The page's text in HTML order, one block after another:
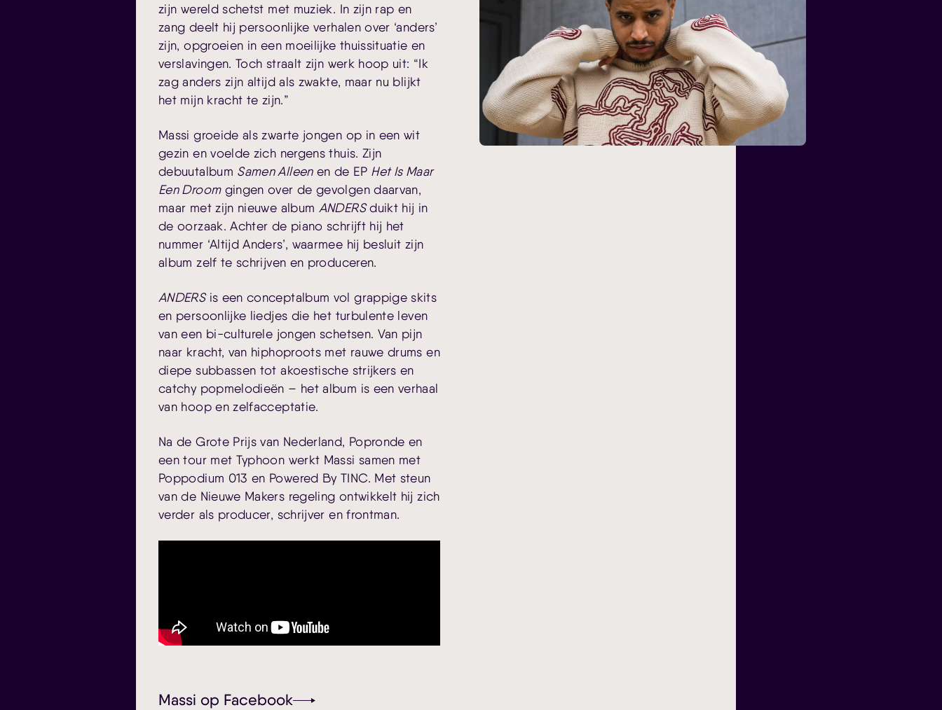
zijn wereld schetst met muziek. In zijn rap en
zang deelt hij persoonlijke verhalen over ‘anders’
zijn, opgroeien in een moeilijke thuissituatie en
verslavingen. Toch straalt zijn werk hoop uit: “Ik
zag anders zijn altijd als zwakte, maar nu blijkt
het mijn kracht te zijn.”
Massi groeide als zwarte jongen op in een wit
gezin en voelde zich nergens thuis. Zijn
debuutalbum Samen Alleenen de EP Het Is Maar
Een Droomgingen over de gevolgen daarvan,
maar met zijn nieuwe album ANDERSduikt hij in
de oorzaak. Achter de piano schrijft hij het
nummer ‘Altijd Anders’, waarmee hij besluit zijn
album zelf te schrijven en produceren.
ANDERSis een conceptalbum vol grappige skits
en persoonlijke liedjes die het turbulente leven
van een bi-culturele jongen schetsen. Van pijn
naar kracht, van hiphoproots met rauwe drums en
diepe subbassen tot akoestische strijkers en
catchy popmelodieën – het album is een verhaal
van hoop en zelfacceptatie.
Na de Grote Prijs van Nederland, Popronde en
een tour met Typhoon werkt Massi samen met
Poppodium 013 en Powered By TINC. Met steun
van de Nieuwe Makers regeling ontwikkelt hij zich
verder als producer, schrijver en frontman.
Massi op Facebook